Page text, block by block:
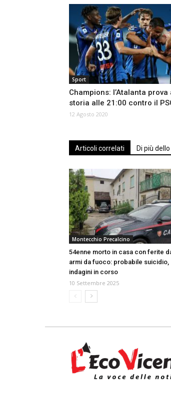
Sport
Champions: l’Atalanta
storia alle 21:00 contro il
12 Agosto 2020
Articoli correlati Di più
Montecchio Precalcino
54enne morto in casa con ferite
armi da fuoco: probabile suicidio,
indagini in corso
10 Settembre 2025